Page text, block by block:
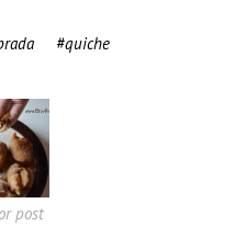
quiche
post